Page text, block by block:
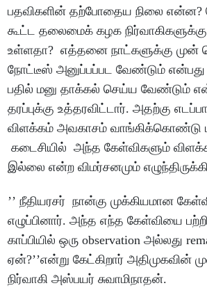
பதவிகளின் தற்போதைய நிலை என்ன?
கூட்ட தலைமைக் கழக
உள்ளதா? எத்தனை நாட்களுக்கு முன்
நோட்டீஸ் அனுப்பப்பட வேண்டும் என்பது
பதில் மனு தாக்கல் செய்ய வேண்டும்
தரப்புக்கு உத்தரவிட்டார். அதற்கு
விளக்கம் அவகாசம் வாங்கிக்கொண்டு
கடைசியில் அந்த கேள்விகளும்
இல்லை என்ற விமர்சனமும்
’’ நீதியரசர் நான்கு முக்கியமான
எழுப்பினார். அந்த எந்த கேள்வியை
காப்பியில் ஒரு observation அல்லது
ஏன்?’’என்று கேட்கிறார் அதிமுகவின்
நிர்வாகி அஸ்பயர் சுவாமிநாதன்.